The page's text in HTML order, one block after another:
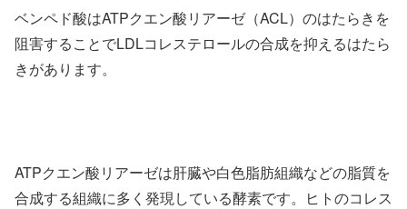
ベンペド酸はATPクエン酸リアーゼ（ACL）のはたらきを
阻害することでLDLコレステロールの合成を抑えるはたら
きがあります。
ATPクエン酸リアーゼは肝臓や白色脂肪組織などの脂質を
合成する組織に多く発現している酵素です。ヒトのコレス